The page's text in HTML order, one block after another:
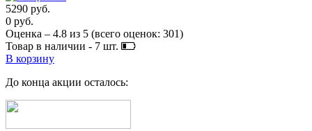
5290 руб.
0 руб.
Оценка – 4.8 из 5 (всего оценок: 301)
Товар в наличии - 7 шт.
В корзину
До конца акции осталось: